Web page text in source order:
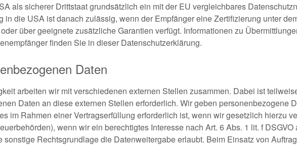
als sicherer Drittstaat grundsätzlich ein mit der EU vergleichbares
die USA ist danach zulässig, wenn der Empfänger eine Zertifizierung unter
über geeignete zusätzliche Garantien verfügt. Informationen zu
finden Sie in dieser Datenschutzerklärung.
Daten
arbeiten wir mit verschiedenen externen Stellen zusammen. Dabei ist
Daten an diese externen Stellen erforderlich. Wir geben personenbezogene
im Rahmen einer Vertragserfüllung erforderlich ist, wenn wir gesetzlich hierzu
wenn wir ein berechtigtes Interesse nach Art. 6 Abs. 1 lit. f DSGVO
Rechtsgrundlage die Datenweitergabe erlaubt. Beim Einsatz von